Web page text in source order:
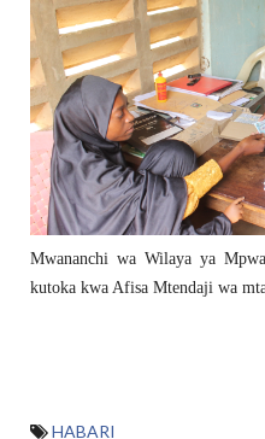
Mwananchi wa Wilaya ya
kutoka kwa Afisa Mtendaji wa
HABARI